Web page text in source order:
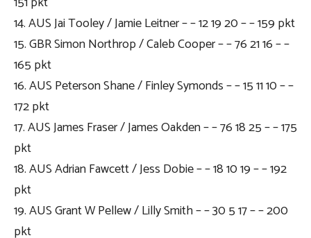
14. AUS Jai Tooley / Jamie Leitner – – 12 19 20 – – 159 pkt
15. GBR Simon Northrop / Caleb Cooper – – 76 21 16 – –
165 pkt
16. AUS Peterson Shane / Finley Symonds – – 15 11 10 – –
172 pkt
17. AUS James Fraser / James Oakden – – 76 18 25 – – 175
pkt
18. AUS Adrian Fawcett / Jess Dobie – – 18 10 19 – – 192
pkt
19. AUS Grant W Pellew / Lilly Smith – – 30 5 17 – – 200
pkt